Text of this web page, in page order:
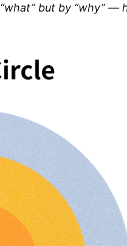
but by “why” —